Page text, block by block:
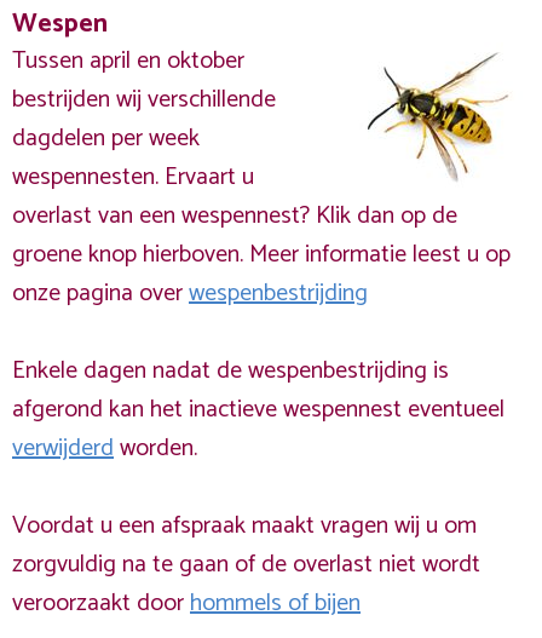
Wespen
Tussen april en oktober
bestrijden wij verschillende
dagdelen per week
wespennesten. Ervaart u
overlast van een wespennest? Klik dan op de
groene knop hierboven. Meer informatie leest u op
onze pagina overwespenbestrijding
Enkele dagen nadat de wespenbestrijding is
afgerond kan het inactieve wespennest eventueel
verwijderdworden.
Voordat u een afspraak maakt vragen wij u om
zorgvuldig na te gaan of de overlast niet wordt
veroorzaakt doorhommels of bijen